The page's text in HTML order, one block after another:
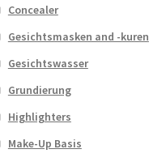
Concealer
Gesichtsmasken and -kuren
Gesichtswasser
Grundierung
Highlighters
Make-Up Basis